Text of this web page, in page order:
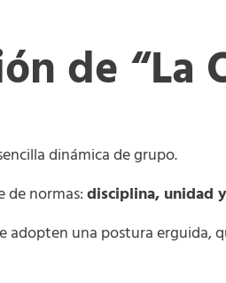
de “La
dinámica de grupo.
de normas:disciplina, unidad
adopten una postura erguida,